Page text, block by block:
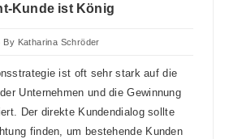
Kunde ist König
By Katharina Schröder
ist oft sehr stark auf die
Unternehmen und die Gewinnung
Der direkte Kundendialog sollte
finden, um bestehende Kunden